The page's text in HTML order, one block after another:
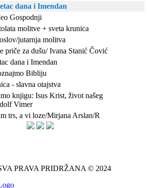
dana i Imendan
Gospodnji
molitve + sveta krunica
jutarnja molitva
priče za dušu/ Ivana Stanić Čović
dana i Imendan
Bibliju
- slavna otajstva
knjigu: Isus Krist, život našeg
Vimer
trs, a vi loze/Mirjana Arslan/R
PRAVA PRIDRŽANA © 2024